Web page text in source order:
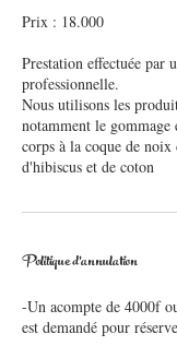
Prix : 18.000
Prestation effectuée par
professionnelle.
Nous utilisons les
notamment le
corps à la coque de
Politique d'annulation
-Un acompte de 4000f
est demandé pour